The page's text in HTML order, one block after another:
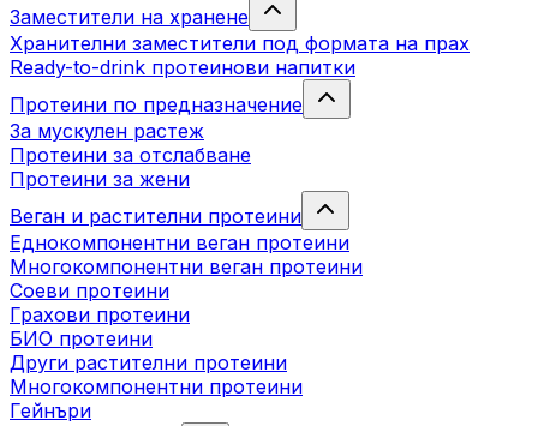
Заместители на хранене
Хранителни заместители под формата на прах
Ready-to-drink протеинови напитки
Протеини по предназначение
За мускулен растеж
Протеини за отслабване
Протеини за жени
Веган и растителни протеини
Еднокомпонентни веган протеини
Многокомпонентни веган протеини
Соеви протеини
Грахови протеини
БИО протеини
Други растителни протеини
Многокомпонентни протеини
Гейнъри